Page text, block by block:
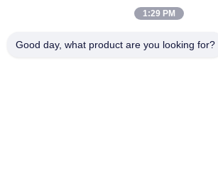
1:29 PM
Good day, what product are you looking for?